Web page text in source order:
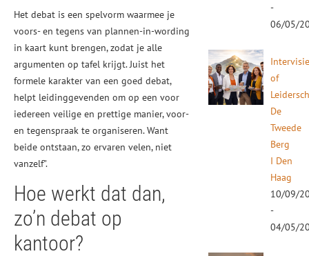
Het debat is een spelvorm waarmee je
voors- en tegens van plannen-in-wording
in kaart kunt brengen, zodat je alle
argumenten op tafel krijgt. Juist het
formele karakter van een goed debat,
helpt leidinggevenden om op een voor
iedereen veilige en prettige manier, voor-
en tegenspraak te organiseren. Want
beide ontstaan, zo ervaren velen, niet
vanzelf”.
Hoe werkt dat dan,
zo’n debat op
kantoor?
-
06/05/
of
De
Tweede
Berg
I Den
Haag
10/09/
-
04/05/